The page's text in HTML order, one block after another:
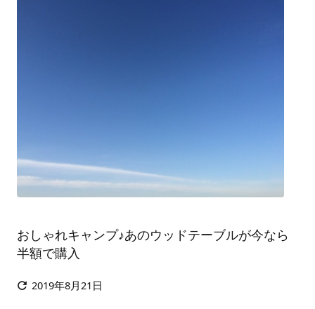
おしゃれキャンプ♪あのウッドテーブルが今なら
半額で購入
 2019年8月21日